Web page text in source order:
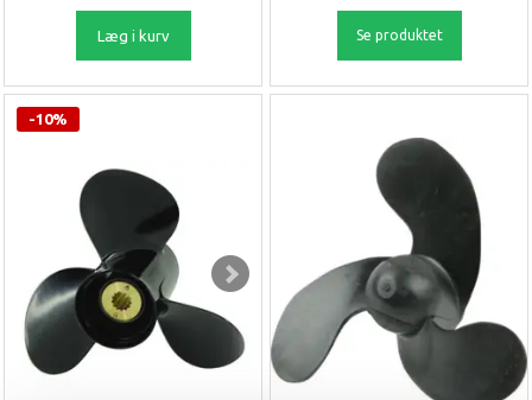
Læg i kurv Se produktet
-10%